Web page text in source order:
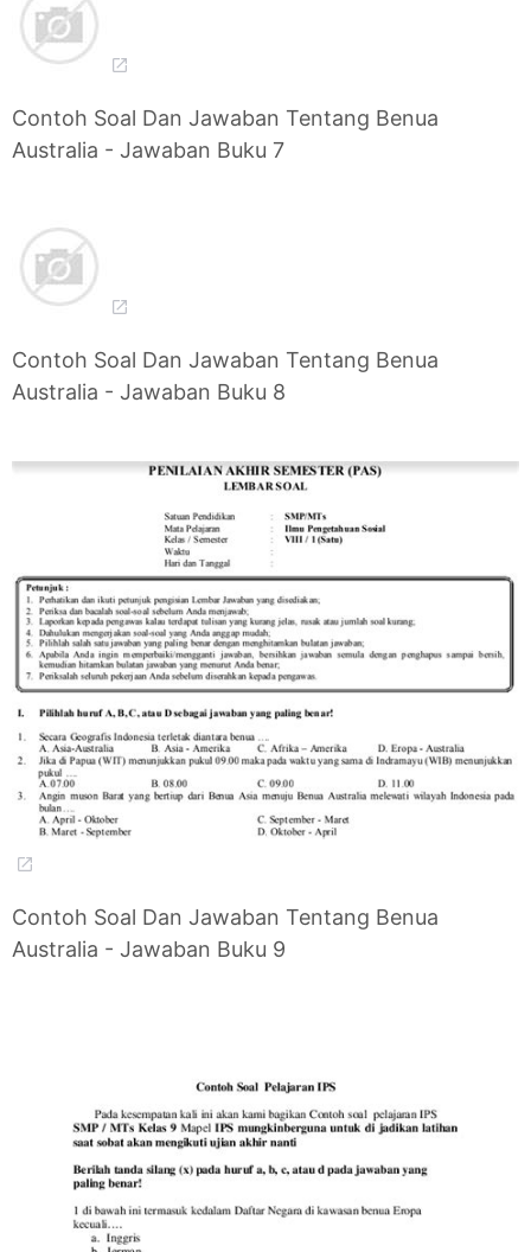
Contoh Soal Dan Jawaban Tentang Benua
Australia - Jawaban Buku 7
Contoh Soal Dan Jawaban Tentang Benua
Australia - Jawaban Buku 8
Contoh Soal Dan Jawaban Tentang Benua
Australia - Jawaban Buku 9